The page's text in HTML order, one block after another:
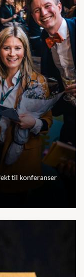
til konferanser